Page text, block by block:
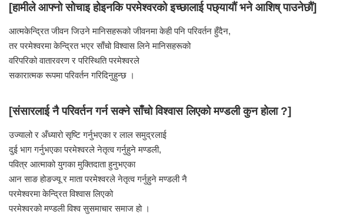
[हामीले आफ्नो सोचाइ होइनकि परमेश्वरको इच्छालाई पछ्यायौं भने आशिष् पाउनेछौं]
आत्मकेन्द्रित जीवन जिउने मानिसहरूको जीवनमा केही पनि परिवर्तन हुँदैन,
तर परमेश्वरमा केन्द्रित भएर साँचो विश्वास लिने मानिसहरूको
वरिपरिको वातारवरण र परिस्थिति परमेश्वरले
सकारात्मक रूपमा परिवर्तन गरिदिनुहुन्छ ।
[संसारलाई नै परिवर्तन गर्न सक्ने साँचो विश्वास लिएको मण्डली कुन होला ?]
उज्यालो र अँध्यारो सृष्टि गर्नुभएका र लाल समुद्रलाई
दुई भाग गर्नुभएका परमेश्वरले नेतृत्व गर्नुहुने मण्डली,
पवित्र आत्माको युगका मुक्तिदाता हुनुभएका
आन साङ होङज्यू र माता परमेश्वरले नेतृत्व गर्नुहुने मण्डली नै
परमेश्वरमा केन्द्रित विश्वास लिएको
परमेश्वरको मण्डली विश्व सुसमाचार समाज हो ।